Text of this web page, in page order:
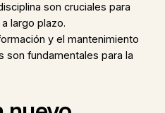
son cruciales para
largo plazo.
y el mantenimiento
son fundamentales para la